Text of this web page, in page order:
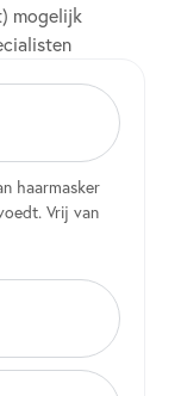
mogelijk
haarmasker
Vrij van